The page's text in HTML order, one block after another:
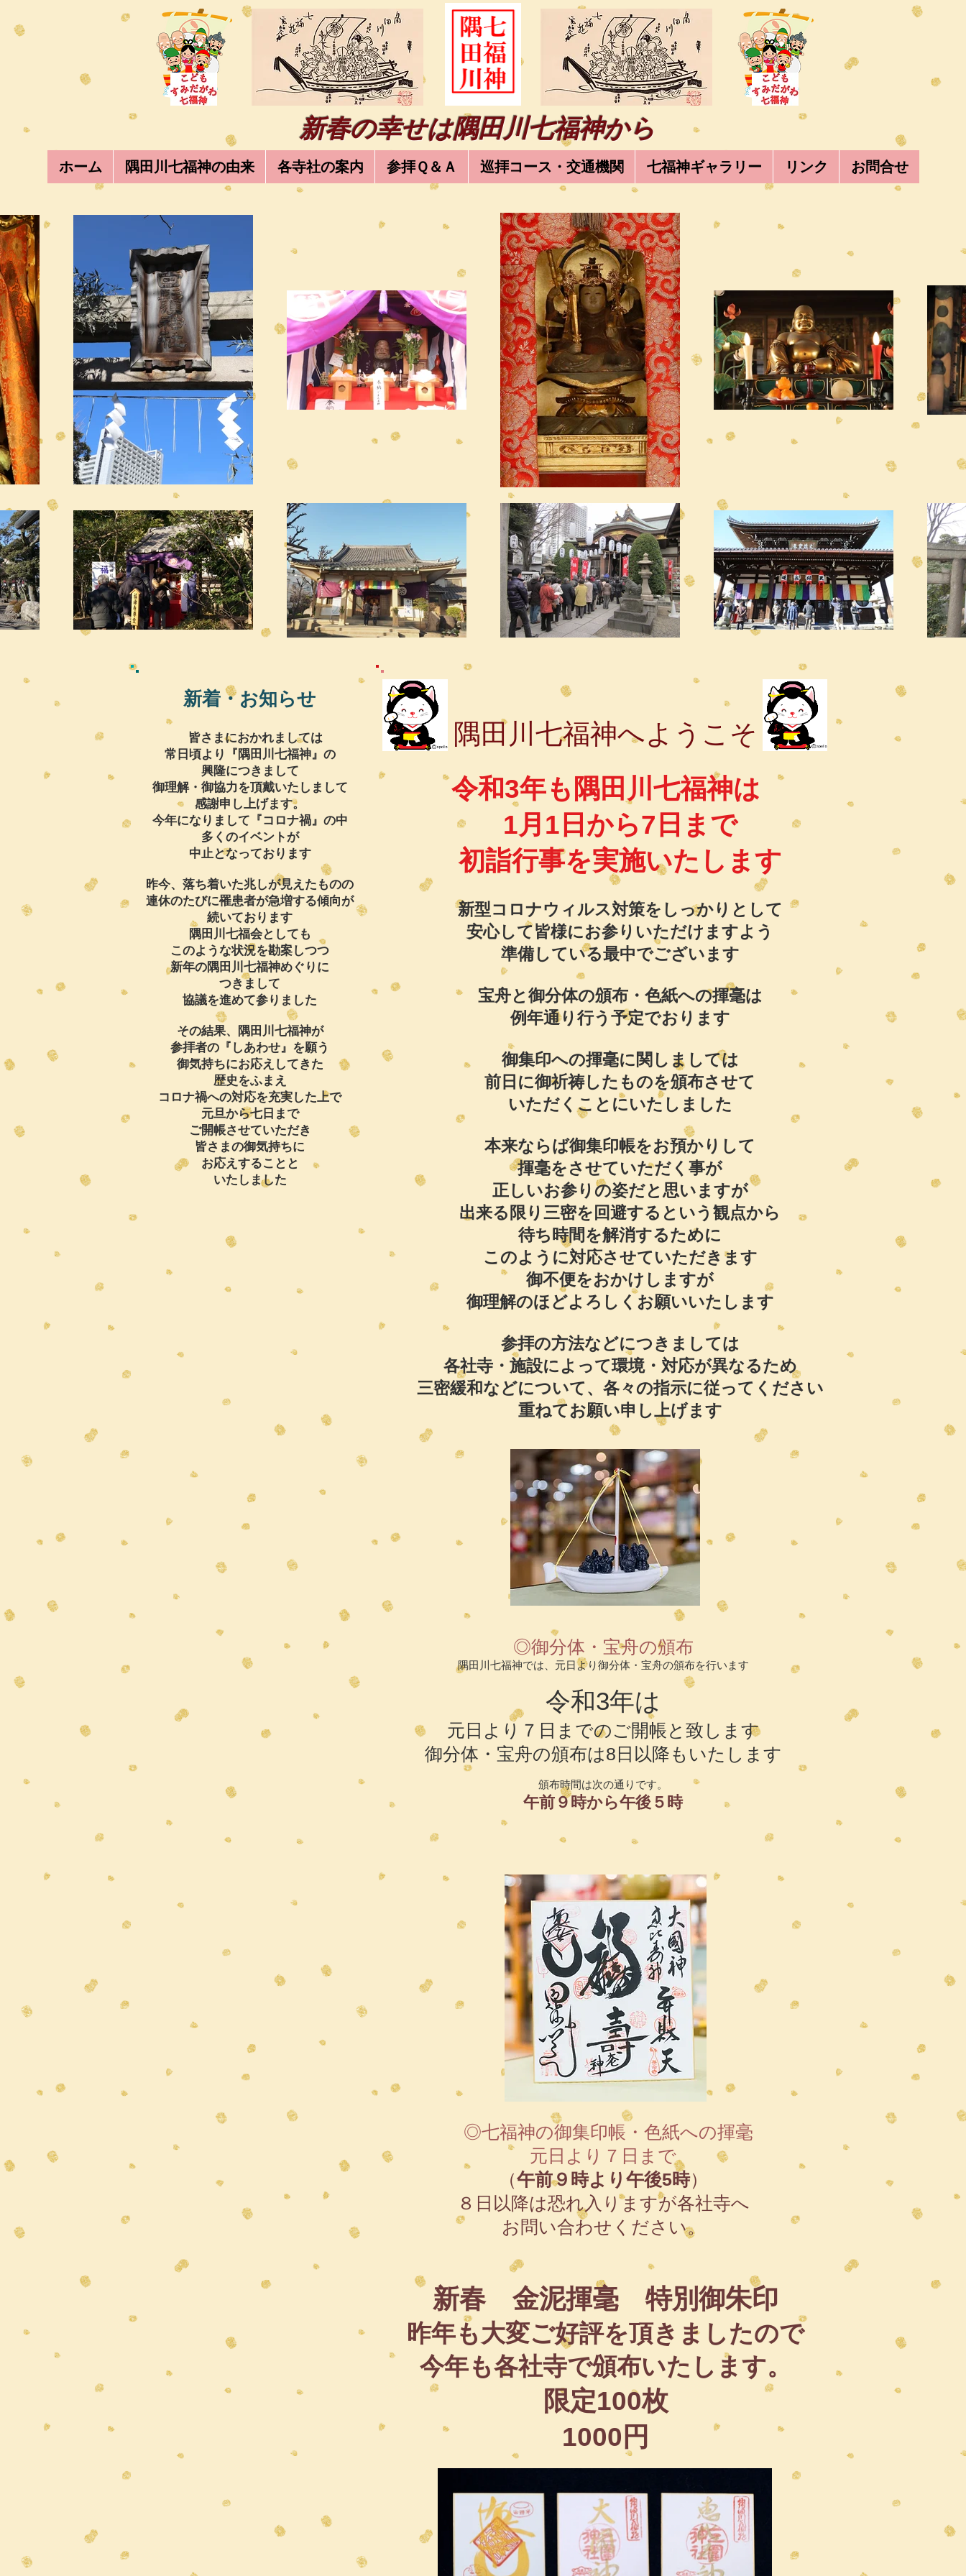
新春の幸せは隅田川七福神から
ホーム 隅田川七福神の由来 各寺社の案内 参拝Ｑ＆Ａ 巡拝コース・交通機関 七福神ギャラリー リンク お問合せ
新着・お知らせ
皆さまにおかれましては
常日頃より『隅田川七福神』の
興隆につきまして
御理解・御協力を頂戴いたしまして
感謝申し上げます。
今年になりまして『コロナ禍』の中
多くのイベントが
中止となっております
昨今、落ち着いた兆しが見えたものの
連休のたびに罹患者が急増する傾向が
続いております
隅田川七福会としても
このような状況を勘案しつつ
新年の隅田川七福神めぐりに
つきまして
協議を進めて参りました
その結果、隅田川七福神が
参拝者の『しあわせ』を願う
御気持ちにお応えしてきた
歴史をふまえ
コロナ禍への対応を充実した上で
元旦から七日まで
ご開帳させていただき
皆さまの御気持ちに
お応えすることと
いたしました
隅田川七福神へようこそ
令和3年も隅田川七福神は
1月1日から7日まで
初詣行事を実施いたします
新型コロナウィルス対策をしっかりとして
安心して皆様にお参りいただけますよう
準備している最中でございます
宝舟と御分体の頒布・色紙への揮毫は
例年通り行う予定でおります
御集印への揮毫に関しましては
前日に御祈祷したものを頒布させて
いただくことにいたしました
本来ならば御集印帳をお預かりして
揮毫をさせていただく事が
正しいお参りの姿だと思いますが
出来る限り三密を回避するという 観点から
待ち時間を解消するために
このように対応させていただきます
御不便をおかけしますが
御理解のほどよろしくお願いいたします
参拝の方法などにつきましては
各社寺・施設によって環境・対応が異なるため
三密緩和などについて、各々の指示に従ってください
​重ねてお願い申し上げます
◎御分体・宝舟の頒布
隅田川七福神では、元日より御分体・宝舟の頒布を行います
令和3年は
元日より７日までのご開帳と致します
御分体・宝舟の頒布は8日以降もいたします
頒布時間は次の通りです。
午前９時から午後５時
◎七福神の御集印帳・色紙への揮毫
元日より７日まで
（午前９時より午後5時）
​８日以降は恐れ入りますが各社寺へ
お問い合わせください。
新春 金泥揮毫 特別御朱印
昨年も大変ご好評を頂きましたので
今年も各社寺で頒布いたします。
​限定100枚
​1000円